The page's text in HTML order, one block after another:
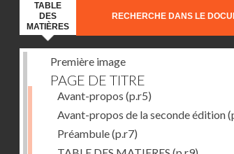
TABLE
DES
MATIÈRES
RECHERCHE DANS LE
Première image
PAGE DE TITRE
Avant-propos (p.r5)
Avant-propos de la seconde édition
Préambule(p.r7)